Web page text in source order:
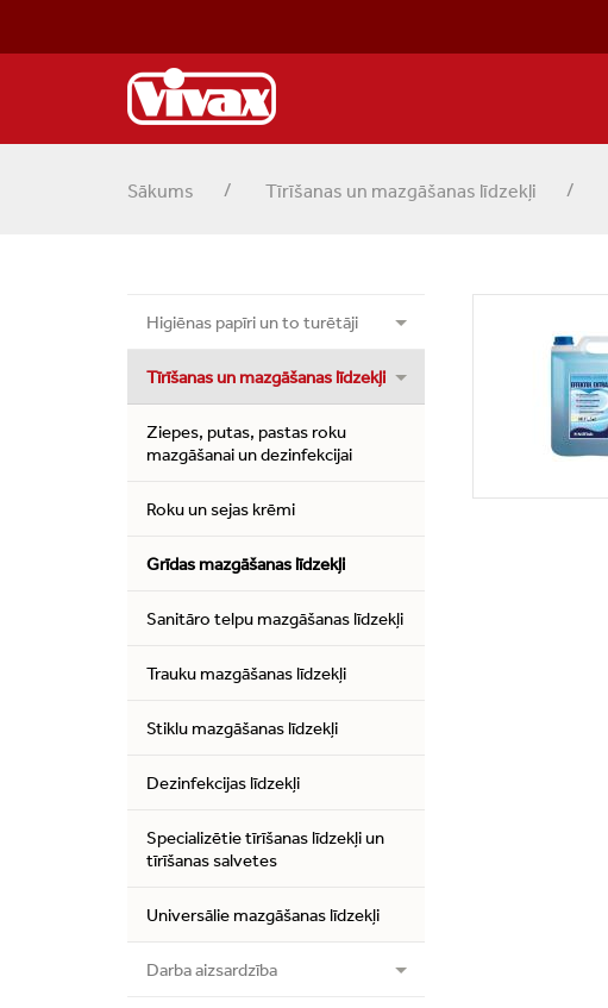
Sākums Tīrīšanas un mazgāšanas līdzekļi
Higiēnas papīri un to turētāji
Tīrīšanas un mazgāšanas līdzekļi
Ziepes, putas, pastas roku
mazgāšanai un dezinfekcijai
Roku un sejas krēmi
Grīdas mazgāšanas līdzekļi
Sanitāro telpu mazgāšanas līdzekļi
Trauku mazgāšanas līdzekļi
Stiklu mazgāšanas līdzekļi
Dezinfekcijas līdzekļi
Specializētie tīrīšanas līdzekļi un
tīrīšanas salvetes
Universālie mazgāšanas līdzekļi
Darba aizsardzība